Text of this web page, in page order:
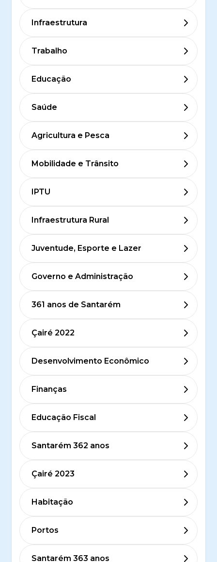
Infraestrutura
Trabalho
Educação
Saúde
Agricultura e Pesca
Mobilidade e Trânsito
IPTU
Infraestrutura Rural
Juventude, Esporte e Lazer
Governo e Administração
361 anos de Santarém
Çairé 2022
Desenvolvimento Econômico
Finanças
Educação Fiscal
Santarém 362 anos
Çairé 2023
Habitação
Portos
Santarém 363 anos